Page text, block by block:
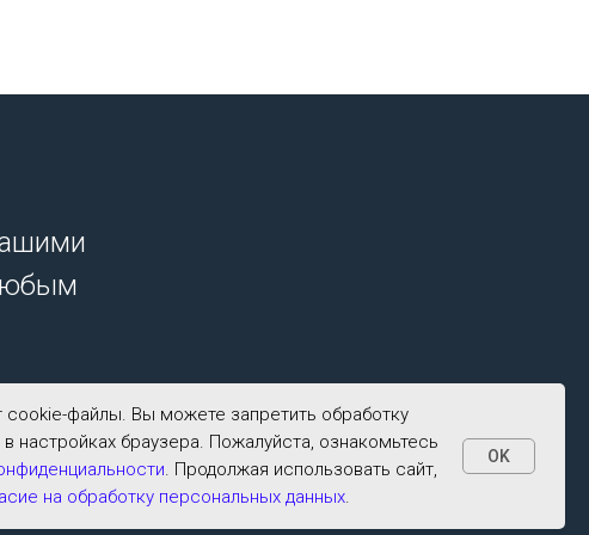
cookie-файлы. Вы можете запретить обработку
настройках браузера. Пожалуйста, ознакомьтесь
. Продолжая использовать сайт,
на обработку персональных данных.
OK